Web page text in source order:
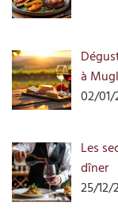
à
02/01/
Les
dîner
25/12/